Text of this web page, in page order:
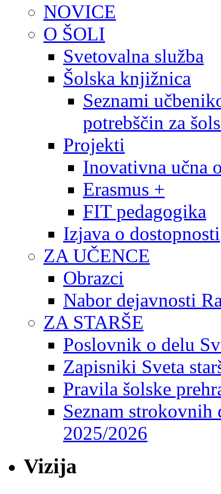
NOVICE
O ŠOLI
Svetovalna služba
Šolska knjižnica
Seznami
potrebščin za
Projekti
Inovativna učna
Erasmus +
FIT pedagogika
Izjava o dostopnosti
ZA UČENCE
Obrazci
Nabor dejavnosti
ZA STARŠE
Poslovnik o delu
Zapisniki Sveta
Pravila šolske
Seznam
2025/2026
Vizija